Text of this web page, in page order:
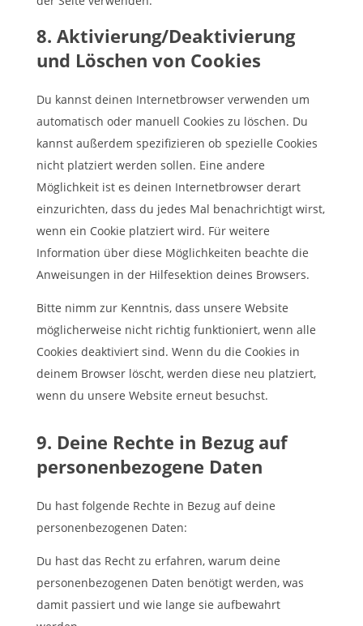
8. Aktivierung/Deaktivierung
und Löschen von Cookies
Du kannst deinen Internetbrowser verwenden um
automatisch oder manuell Cookies zu löschen. Du
kannst außerdem spezifizieren ob spezielle Cookies
nicht platziert werden sollen. Eine andere
Möglichkeit ist es deinen Internetbrowser derart
einzurichten, dass du jedes Mal benachrichtigt wirst,
wenn ein Cookie platziert wird. Für weitere
Information über diese Möglichkeiten beachte die
Anweisungen in der Hilfesektion deines Browsers.
Bitte nimm zur Kenntnis, dass unsere Website
möglicherweise nicht richtig funktioniert, wenn alle
Cookies deaktiviert sind. Wenn du die Cookies in
deinem Browser löscht, werden diese neu platziert,
wenn du unsere Website erneut besuchst.
9. Deine Rechte in Bezug auf
personenbezogene Daten
Du hast folgende Rechte in Bezug auf deine
personenbezogenen Daten:
Du hast das Recht zu erfahren, warum deine
personenbezogenen Daten benötigt werden, was
damit passiert und wie lange sie aufbewahrt